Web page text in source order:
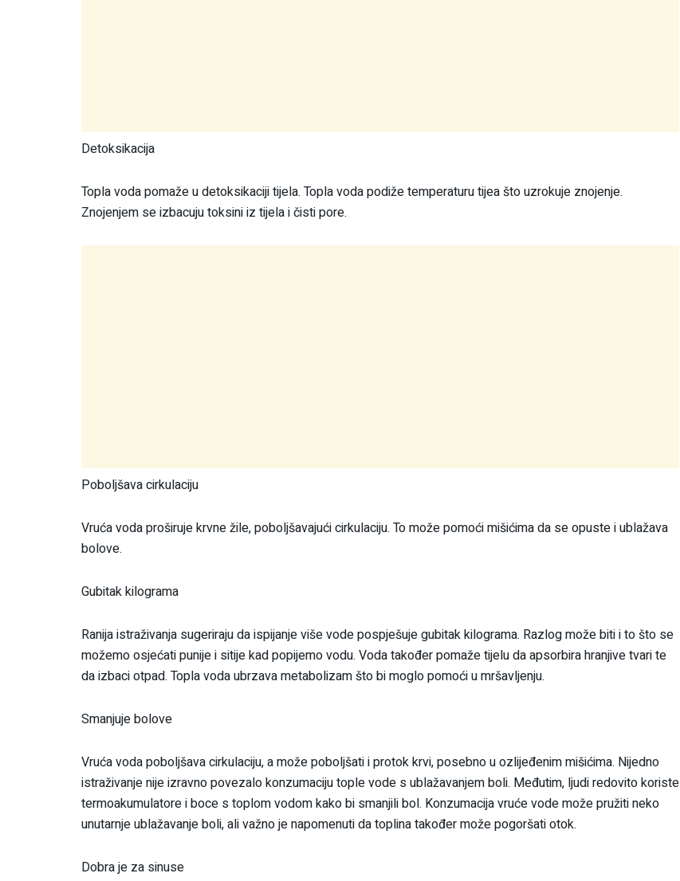
Detoksikacija
Topla voda pomaže u detoksikaciji tijela. Topla voda podiže temperaturu tijea što uzrokuje znojenje.
Znojenjem se izbacuju toksini iz tijela i čisti pore.
Poboljšava cirkulaciju
Vruća voda proširuje krvne žile, poboljšavajući cirkulaciju. To može pomoći mišićima da se opuste i ublažava
bolove.
Gubitak kilograma
Ranija istraživanja sugeriraju da ispijanje više vode pospješuje gubitak kilograma. Razlog može biti i to što se
možemo osjećati punije i sitije kad popijemo vodu. Voda također pomaže tijelu da apsorbira hranjive tvari te
da izbaci otpad. Topla voda ubrzava metabolizam što bi moglo pomoći u mršavljenju.
Smanjuje bolove
Vruća voda poboljšava cirkulaciju, a može poboljšati i protok krvi, posebno u ozlijeđenim mišićima. Nijedno
istraživanje nije izravno povezalo konzumaciju tople vode s ublažavanjem boli. Međutim, ljudi redovito koriste
termoakumulatore i boce s toplom vodom kako bi smanjili bol. Konzumacija vruće vode može pružiti neko
unutarnje ublažavanje boli, ali važno je napomenuti da toplina također može pogoršati otok.
Dobra je za sinuse